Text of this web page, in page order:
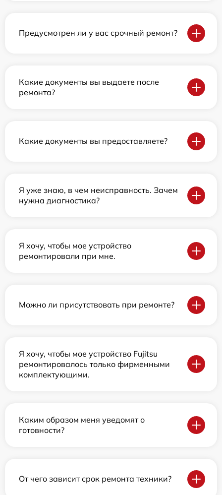
Предусмотрен ли у вас срочный ремонт?
Какие документы вы выдаете после
ремонта?
Какие документы вы предоставляете?
Я уже знаю, в чем неисправность. Зачем
нужна диагностика?
Я хочу, чтобы мое устройство
ремонтировали при мне.
Можно ли присутствовать при ремонте?
Я хочу, чтобы мое устройство Fujitsu
ремонтировалось только фирменными
комплектующими.
Каким образом меня уведомят о
готовности?
От чего зависит срок ремонта техники?